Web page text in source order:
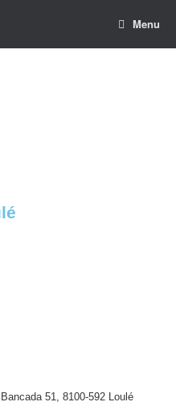
Menu
51, 8100-592 Loulé